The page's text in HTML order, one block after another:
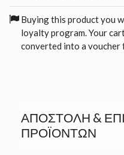
Buying this product you
loyalty program. Your
converted into a voucher
ΑΠΟΣΤΟΛΉ &
ΠΡΟΪΟΝΤΩΝ